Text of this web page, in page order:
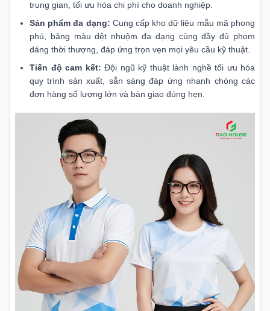
trung gian, tối ưu hóa chi phí cho doanh nghiệp.
Sản phẩm đa dạng: Cung cấp kho dữ liệu mẫu mã phong
phú, bảng màu dệt nhuộm đa dạng cùng đầy đủ phom
dáng thời thượng, đáp ứng trọn vẹn mọi yêu cầu kỹ thuật.
Tiến độ cam kết: Đội ngũ kỹ thuật lành nghề tối ưu hóa
quy trình sản xuất, sẵn sàng đáp ứng nhanh chóng các
đơn hàng số lượng lớn và bàn giao đúng hẹn.